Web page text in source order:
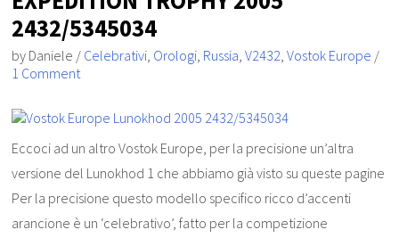
2432/5345034
by Daniele / Celebrativi, Orologi, Russia,V2432,Vostok Europe /
1 Comment
Eccoci ad un altro Vostok Europe, per la precisione un’altra
versione del Lunokhod 1 che abbiamo già visto su queste pagine
Per la precisione questo modello specifico ricco d’accenti
arancione è un ‘celebrativo’, fatto per la competizione